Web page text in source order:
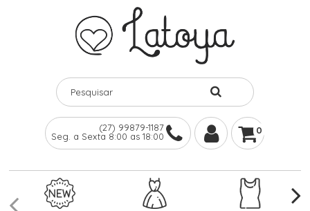
(27) 99879-1187
Seg. a Sexta 8:00 as 18:00
0